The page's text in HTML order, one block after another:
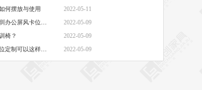
何摆放与使用
2022-05-11
·办公家具网上商城-如何选购深圳办公屏风卡位定制生产厂家
2022-05-09
椅？
2022-05-09
·北京办公家具定制-深圳办公工位定制可以这样操作 2022-05-09